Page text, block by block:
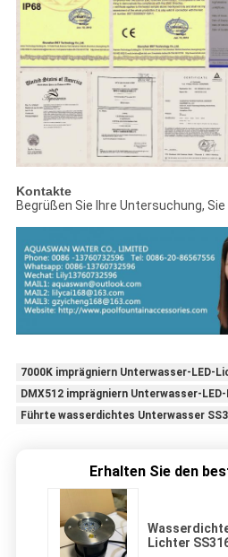
Kontakte
Begrüßen Sie Ihre Untersuchung,
7000K imprägniern Unterwasser-LED-
DMX512 imprägniern Unterwasser-
Führte wasserdichtes Unterwasser
Erhalten Sie den
Lichter